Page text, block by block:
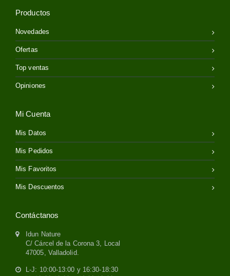
Productos
Novedades
Ofertas
Top ventas
Opiniones
Mi Cuenta
Mis Datos
Mis Pedidos
Mis Favoritos
Mis Descuentos
Contáctanos
Idun Nature
C/ Cárcel de la Corona 3, Local
47005, Valladolid.
L-J: 10:00-13:00 y 16:30-18:30